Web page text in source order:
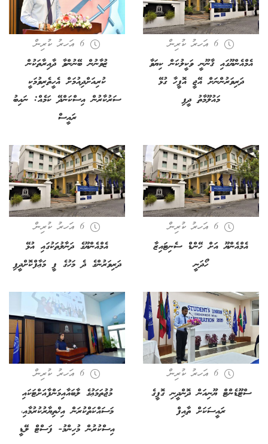
6 އަހރު ކުރިން
އެމްއެންޔޫގައި ޤާނޫނީ ވަކީލުކަން ކިޔަވާ
ދަރިވަރުންނަށް އޭޖީ އޮފީހާ ގުޅޭ
މައުލޫމާތު ދީފި
6 އަހރު ކުރިން
ޒުވާނުން ބޭނުންވާ ދާއިރާތަކުން
ކުރިއަށްދިއުމަށް އެހީތެރިވުމަކީ
ސަރުކާރުން އިސްކަންދޭ ކަމެއް: ނައިބު
ރައީސް
6 އަހރު ކުރިން
އެމްއެންޔޫ އަށް ހޭންޑް ސެނިޓައިޒާ
ހޯދަނީ
6 އަހރު ކުރިން
އެމްއެންޔޫގެ ދަނާލުތަކުގައި އުޅޭ
ދަރިވަރުންގެ ދެ މަހުގެ ފީ މަޢާފްކޮށްދީފި
6 އަހރު ކުރިން
ސްޓޫޑެންޓް ޔޫނިއަން ދޮންދީނި ގޮފީގެ
ރައީސަކަށް ތާއިފް
6 އަހރު ކުރިން
މުޖުތަމަޢުގެ ލާބައާއިމަންފާއަށްޓަކައި
މަސައްކަތްކުރަން އިޚްތިޔާރުކުރުމާއި،
އިސްކުރުން މުހިންމު- ފަސްޓް ލޭޑީ